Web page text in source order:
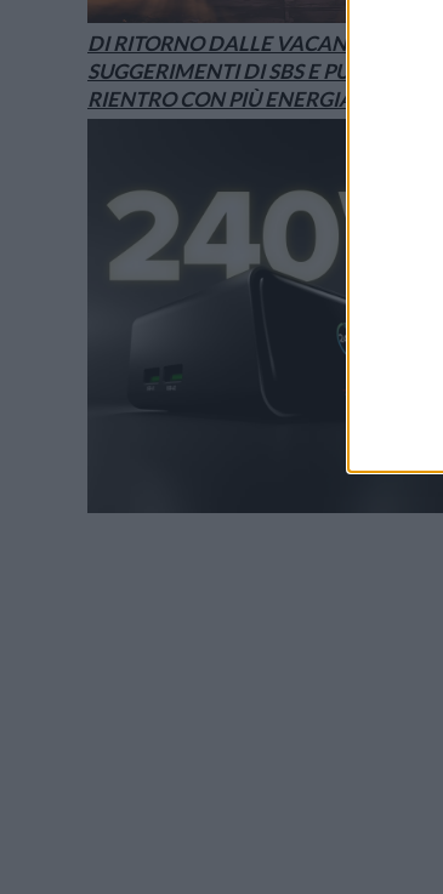
DI RITORNO DALLE VACANZE? I
SUGGERIMENTI DI SBS E PURO PER UN
RIENTRO CON PIÙ ENERGIA